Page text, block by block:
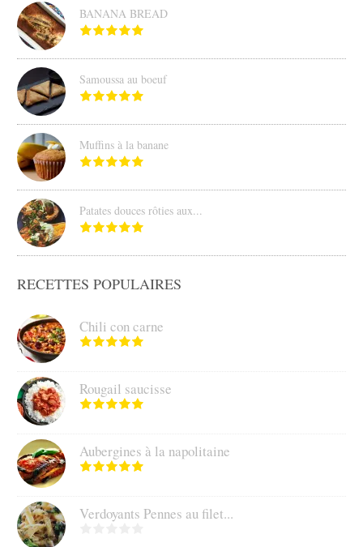
BANANA BREAD
Samoussa au boeuf
Muffins à la banane
Patates douces rôties aux...
RECETTES POPULAIRES
Chili con carne
Rougail saucisse
Aubergines à la napolitaine
Verdoyants Pennes au filet...